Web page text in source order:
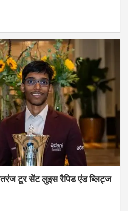
टूर सेंट लुइस रैपिड एंड ब्लिट्ज